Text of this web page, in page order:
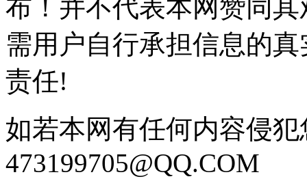
布！并不代表本网赞同
需用户自行承担信息的
责任!
如若本网有任何内容侵
473199705@QQ.COM